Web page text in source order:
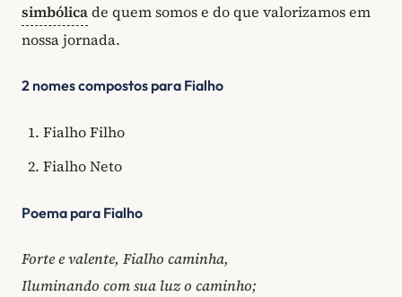
simbólicade quem somos e do que valorizamos em
nossa jornada.
2 nomes compostos para Fialho
Fialho Filho
Fialho Neto
Poema para Fialho
Forte e valente, Fialho caminha,
Iluminando com sua luz o caminho;